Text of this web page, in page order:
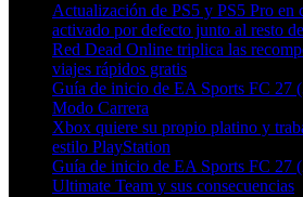
Actualización de PS5 y PS5 Pro en
activado por defecto junto al resto
Red Dead Online triplica las
viajes rápidos gratis
Guía de inicio de EA Sports FC 27
Modo Carrera
Xbox quiere su propio platino y
estilo PlayStation
Guía de inicio de EA Sports FC 27
Ultimate Team y sus consecuencias